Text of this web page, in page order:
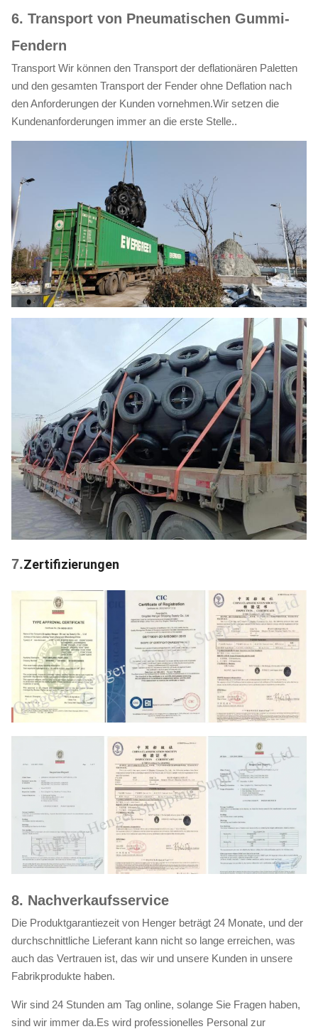
6. Transport von Pneumatischen Gummi-
Fendern
Transport Wir können den Transport der deflationären Paletten
und den gesamten Transport der Fender ohne Deflation nach
den Anforderungen der Kunden vornehmen.Wir setzen die
Kundenanforderungen immer an die erste Stelle..
7.Zertifizierungen
8. Nachverkaufsservice
Die Produktgarantiezeit von Henger beträgt 24 Monate, und der
durchschnittliche Lieferant kann nicht so lange erreichen, was
auch das Vertrauen ist, das wir und unsere Kunden in unsere
Fabrikprodukte haben.
Wir sind 24 Stunden am Tag online, solange Sie Fragen haben,
sind wir immer da.Es wird professionelles Personal zur